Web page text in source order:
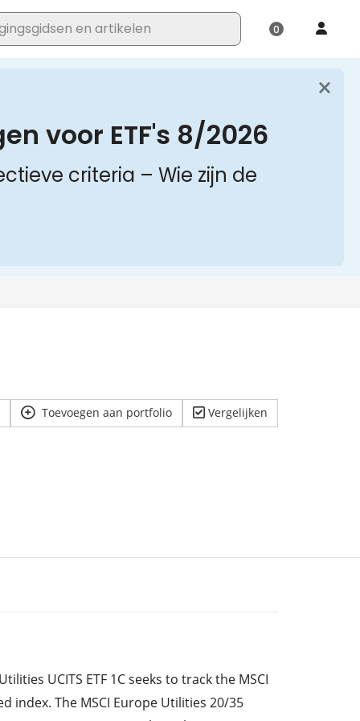
Toevoegen aan portfolio Vergelijken
UCITS ETF 1C seeks to track the MSCI
index. The MSCI Europe Utilities 20/35